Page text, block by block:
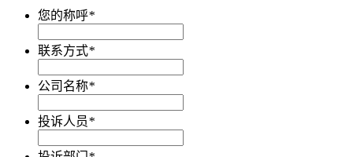
您的称呼*
联系方式*
公司名称*
投诉人员*